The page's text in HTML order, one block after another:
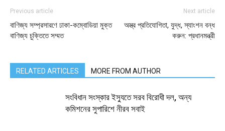
Previous article
বাণিজ্য সম্প্রসারণে ঢাকা-কম্বোডিয়া মুক্ত
বাণিজ্য চুক্তিতে সম্মত
Next article
অস্ত্র প্রতিযোগিতা, যুদ্ধ, স্যাংশন বন্ধ
করুন: প্রধানমন্ত্রী
RELATED ARTICLES MORE FROM AUTHOR
সংবিধান সংস্কার ইস্যুতে সরব বিরোধী দল, অন্য
কমিশনের সুপারিশে নীরব সবাই